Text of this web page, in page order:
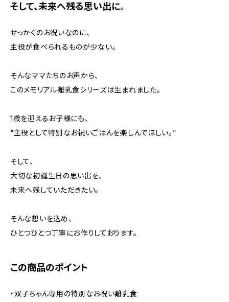
そして、未来へ残る思い出に。
せっかくのお祝いなのに、
主役が食べられるものが少ない。
そんなママたちのお声から、
このメモリアル離乳食シリーズは生まれました。
1歳を迎えるお子様にも、
“主役として特別なお祝いごはんを楽しんでほしい。”
そして、
大切な初誕生日の思い出を、
未来へ残していただきたい。
そんな想いを込め、
ひとつひとつ丁寧にお作りしております。
この商品のポイント
・双子ちゃん専用の特別なお祝い離乳食